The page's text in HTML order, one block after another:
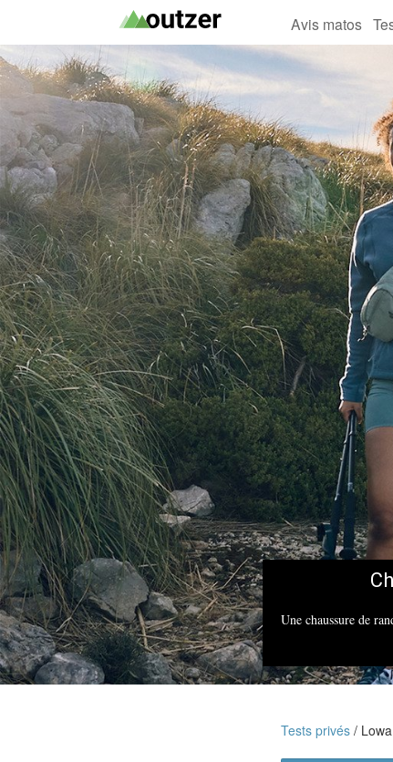
Avis matos
Une chaussure de
Tests privés Lowa